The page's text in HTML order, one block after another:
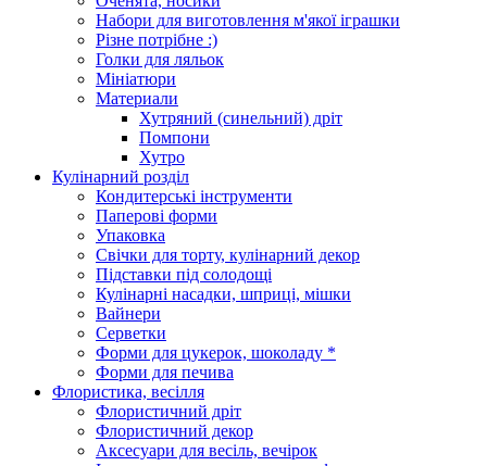
Набори для виготовлення м'якої іграшки
Різне потрібне :)
Голки для ляльок
Мініатюри
Материали
Хутряний (синельний) дріт
Помпони
Хутро
Кулінарний розділ
Кондитерські інструменти
Паперові форми
Упаковка
Свічки для торту, кулінарний декор
Підставки під солодощі
Кулінарні насадки, шприці, мішки
Вайнери
Серветки
Форми для цукерок, шоколаду *
Форми для печива
Флористика, весілля
Флористичний дріт
Флористичний декор
Аксесуари для весіль, вечірок